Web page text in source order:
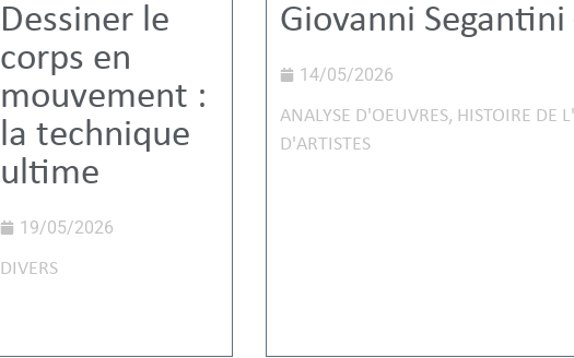
Dessiner le
corps en
mouvement :
la technique
ultime
19/05/2026
DIVERS
Giovanni
14/05/2026
ANALYSE D'OEUVRES, HISTOIRE DE
D'ARTISTES